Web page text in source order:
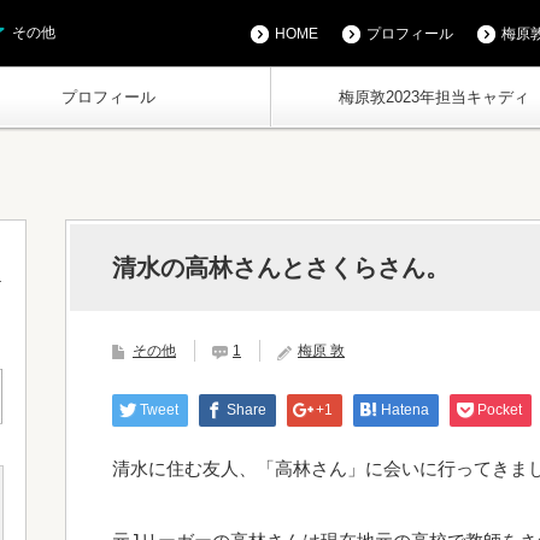
プロフィール 梅原敦2023年担当キャディ
HOME プロフィール 梅原
その他
清水の高林さんとさくらさん。
その他 1 梅原 敦
Tweet Share +1 Hatena Pocket
清水に住む友人、「高林さん」に会いに行ってきま